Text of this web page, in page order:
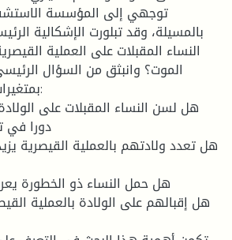
توجهي إلى المؤسسة
بالمسيلة، وقد تبلورت الإشكالية
النساء المقبلات على العملية
الموت؟ وانبثق من السؤال
دورا في